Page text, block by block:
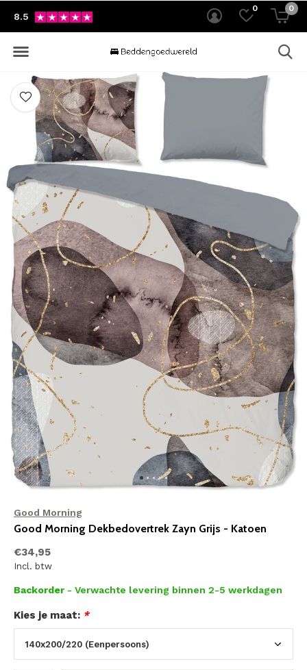
0 0
8.5
Good Morning
Good Morning Dekbedovertrek Zayn Grijs - Katoen
€34,95
Incl. btw
Backorder - Verwachte levering binnen 2-5 werkdagen
Kies je maat: *